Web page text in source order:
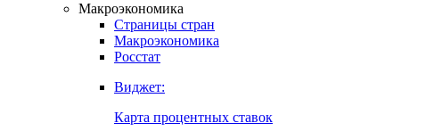
Макроэкономика
Страницы стран
Макроэкономика
Росстат
Виджет:
Карта процентных ставок